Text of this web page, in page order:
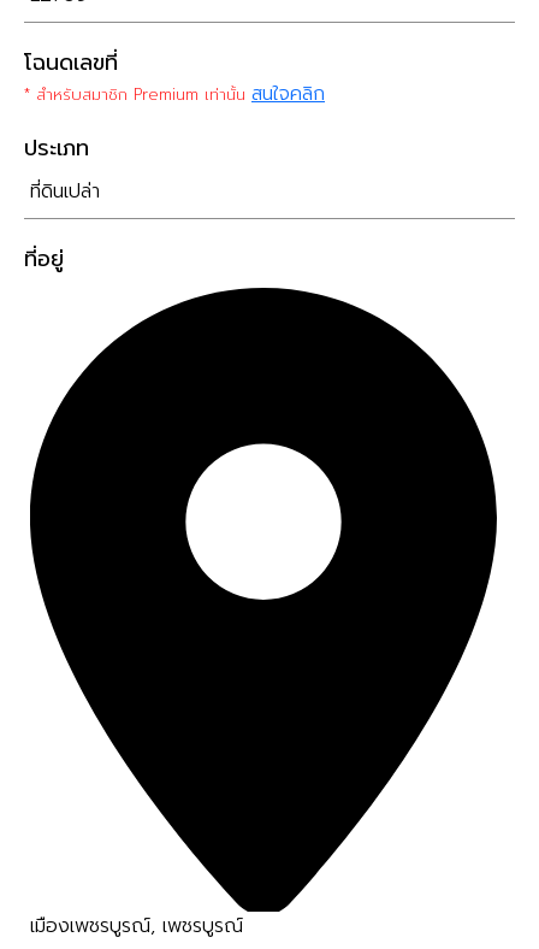
โฉนดเลขที่
* สำหรับสมาชิก Premium เท่านั้น สนใจคลิก
ประเภท
ที่ดินเปล่า
ที่อยู่
เมืองเพชรบูรณ์, เพชรบูรณ์